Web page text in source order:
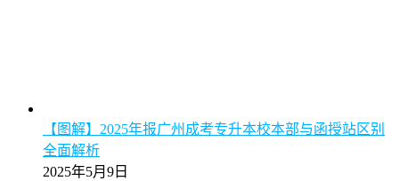
【图解】2025年报广州成考专升本校本部与函授站区别
全面解析
2025年5月9日